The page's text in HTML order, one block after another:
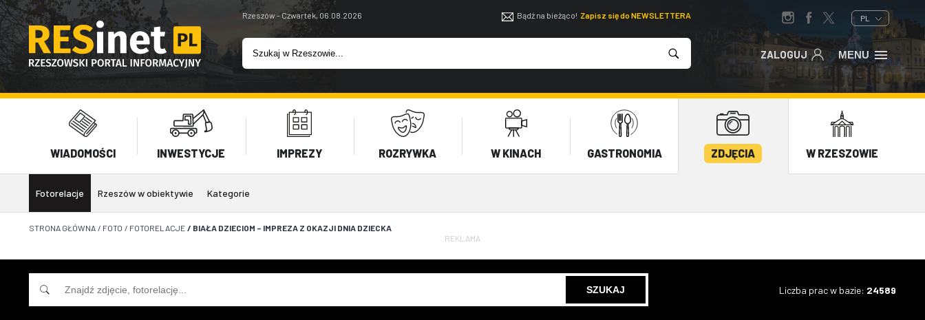
Rzeszów - Czwartek, 06.08.2026 Bądź na bieżąco! Zapisz się do NEWSLETTERA PL
ZALOGUJ MENU
WIADOMOŚCI INWESTYCJE IMPREZY ROZRYWKA W KINACH GASTRONOMIA ZDJĘCIA W RZESZOWIE
Fotorelacje Rzeszów w obiektywie Kategorie
STRONA GŁÓWNA / FOTO / FOTORELACJE / BIAŁA DZIECIOM – IMPREZA Z OKAZJI DNIA DZIECKA
REKLAMA
Liczba prac w bazie: 24589